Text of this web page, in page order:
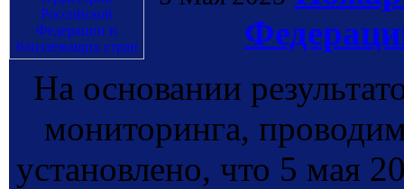
На основании
мониторинга,
установлено, что 5 мая